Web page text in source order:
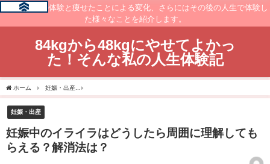
痩せるまでの体験と痩せたことによる変化、さらにはその後の人生で体験し
た様々なことを紹介します。
84kgから48kgにやせてよかっ
た！そんな私の人生体験記
ホーム 妊娠・出産
妊娠・出産
妊娠中のイライラはどうしたら周囲に理解しても
らえる？解消法は？